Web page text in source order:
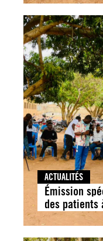
ACTUALITÉS
Émission
des patients